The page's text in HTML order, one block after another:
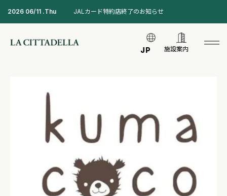
2026 06/11 .Thu JALカード特約店終了のお知らせ
JP 施設案内